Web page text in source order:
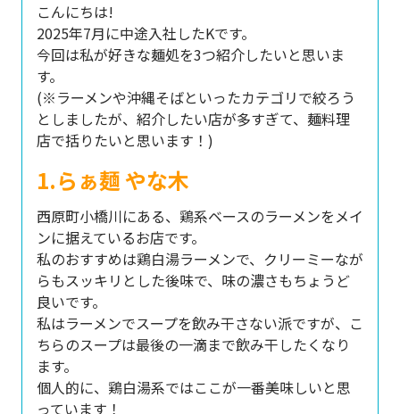
こんにちは!
2025年7月に中途入社したKです。
今回は私が好きな麺処を3つ紹介したいと思いま
す。
(※ラーメンや沖縄そばといったカテゴリで絞ろう
としましたが、紹介したい店が多すぎて、麺料理
店で括りたいと思います！)
1.らぁ麺 やな木
西原町小橋川にある、鶏系ベースのラーメンをメイ
ンに据えているお店です。
私のおすすめは鶏白湯ラーメンで、クリーミーなが
らもスッキリとした後味で、味の濃さもちょうど
良いです。
私はラーメンでスープを飲み干さない派ですが、こ
ちらのスープは最後の一滴まで飲み干したくなり
ます。
個人的に、鶏白湯系ではここが一番美味しいと思
っています！